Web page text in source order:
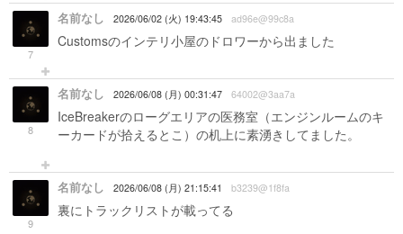
7
名前なし 2026/06/02 (火) 19:43:45 ad96e@99c8a
Customsのインテリ小屋のドロワーから出ました
8
名前なし 2026/06/08 (月) 00:31:47 64002@3aa7a
IceBreakerのローグエリアの医務室（エンジンルームのキ
ーカードが拾えるとこ）の机上に素湧きしてました。
9
名前なし 2026/06/08 (月) 21:15:41 b3239@1f8fa
裏にトラックリストが載ってる